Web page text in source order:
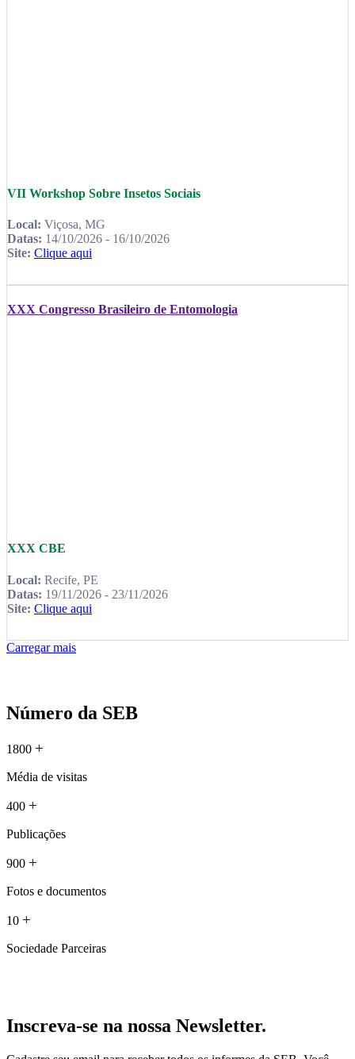
VII Workshop Sobre Insetos Sociais
Local: Viçosa, MG
Datas: 14/10/2026 - 16/10/2026
Site: Clique aqui
XXX Congresso Brasileiro de Entomologia
XXX CBE
Local: Recife, PE
Datas: 19/11/2026 - 23/11/2026
Site: Clique aqui
Carregar mais
Número da SEB
1800 +
Média de visitas
400 +
Publicações
900 +
Fotos e documentos
10 +
Sociedade Parceiras
Inscreva-se na nossa Newsletter.